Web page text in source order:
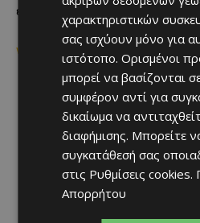
εποχικότητας.
www.cityofdreamsmed.com.cy
χαρακτηριστικών
σας ισχύουν μόνο για
ιστότοπο. Ορισμένοι
μπορεί να βασίζονται
συμφέρον αντί για
δικαίωμα να
διαφήμισης. Μπορείτε
συγκατάθεσή σας
στις Ρυθμίσεις cookies.
Απορρήτου